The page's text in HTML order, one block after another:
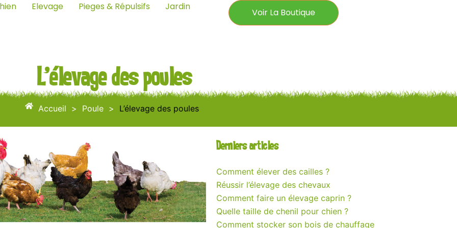
Elevage Pieges & Répulsifs Jardin
Voir La Boutique
L’élevage des poules
Accueil > Poule > L’élevage des poules
Derniers articles
Comment élever des cailles ?
Réussir l’élevage des chevaux
Comment faire un élevage caprin ?
Quelle taille de chenil pour chien ?
Comment stocker son bois de chauffage